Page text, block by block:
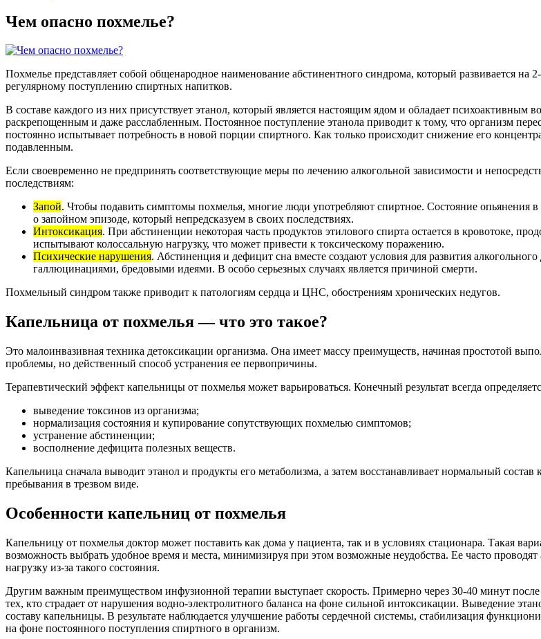
Чем опасно похмелье?
Похмелье представляет собой общенародное наименование абстинентного синдрома, который развивается на
регулярному поступлению спиртных напитков.
В составе каждого из них присутствует этанол, который является настоящим ядом и обладает психоактивным
раскрепощенным и даже расслабленным. Постоянное поступление этанола приводит к тому, что организм
постоянно испытывает потребность в новой порции спиртного. Как только происходит снижение его
подавленным.
Если своевременно не предпринять соответствующие меры по лечению алкогольной зависимости и
последствиям:
Запой. Чтобы подавить симптомы похмелья, многие люди употребляют спиртное. Состояние опьянения в
о запойном эпизоде, который непредсказуем в своих последствиях.
Интоксикация. При абстиненции некоторая часть продуктов этилового спирта остается в кровотоке,
испытывают колоссальную нагрузку, что может привести к токсическому поражению.
Психические нарушения. Абстиненция и дефицит сна вместе создают условия для развития
галлюцинациями, бредовыми идеями. В особо серьезных случаях является причиной смерти.
Похмельный синдром также приводит к патологиям сердца и ЦНС, обострениям хронических недугов.
Капельница от похмелья — что это такое?
Это малоинвазивная техника детоксикации организма. Она имеет массу преимуществ, начиная простотой
проблемы, но действенный способ устранения ее первопричины.
Терапевтический эффект капельницы от похмелья может варьироваться. Конечный результат всегда
выведение токсинов из организма;
нормализация состояния и купирование сопутствующих похмелью симптомов;
устранение абстиненции;
восполнение дефицита полезных веществ.
Капельница сначала выводит этанол и продукты его метаболизма, а затем восстанавливает нормальный
пребывания в трезвом виде.
Особенности капельниц от похмелья
Капельницу от похмелья доктор может поставить как дома у пациента, так и в условиях стационара. Такая
возможность выбрать удобное время и места, минимизируя при этом возможные неудобства. Ее часто
нагрузку из-за такого состояния.
Другим важным преимуществом инфузионной терапии выступает скорость. Примерно через 30-40 минут
тех, кто страдает от нарушения водно-электролитного баланса на фоне сильной интоксикации. Выведение
составу капельницы. В результате наблюдается улучшение работы сердечной системы, стабилизация
на фоне постоянного поступления спиртного в организм.